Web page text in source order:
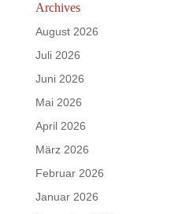
Archives
August 2026
Juli 2026
Juni 2026
Mai 2026
April 2026
März 2026
Februar 2026
Januar 2026